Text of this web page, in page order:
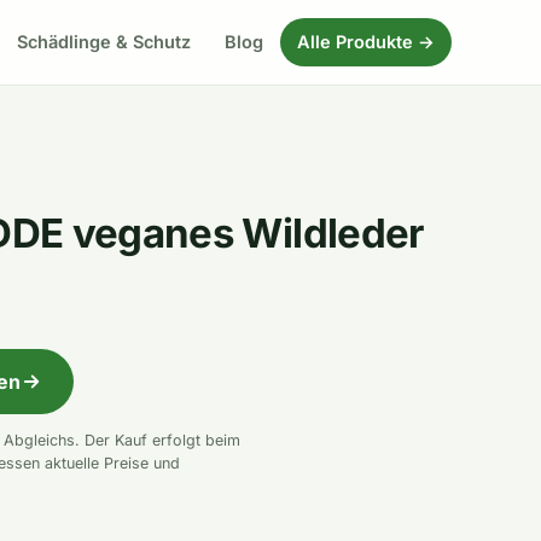
Schädlinge & Schutz Blog Alle Produkte →
veganes Wildleder
Der Kauf erfolgt beim
aktuelle Preise und